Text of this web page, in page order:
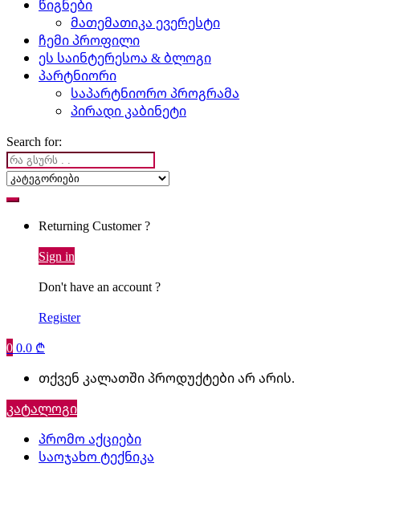
წიგნები
მათემათიკა ევერესტი
ჩემი პროფილი
ეს საინტერესოა & ბლოგი
პარტნიორი
საპარტნიორო პროგრამა
პირადი კაბინეტი
Search for:
Returning Customer ?
Sign in
Don't have an account ?
Register
00.0 ₾
თქვენ კალათში პროდუქტები არ არის.
კატალოგი
პრომო აქციები
საოჯახო ტექნიკა